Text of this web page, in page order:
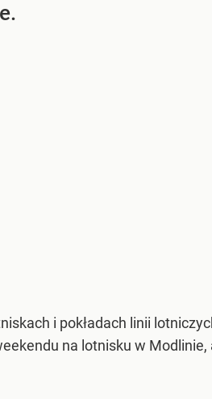
i pokładach linii
na lotnisku w